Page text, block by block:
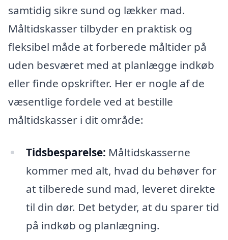
samtidig sikre sund og lækker mad.
Måltidskasser tilbyder en praktisk og
fleksibel måde at forberede måltider på
uden besværet med at planlægge indkøb
eller finde opskrifter. Her er nogle af de
væsentlige fordele ved at bestille
måltidskasser i dit område:
Tidsbesparelse: Måltidskasserne
kommer med alt, hvad du behøver for
at tilberede sund mad, leveret direkte
til din dør. Det betyder, at du sparer tid
på indkøb og planlægning.